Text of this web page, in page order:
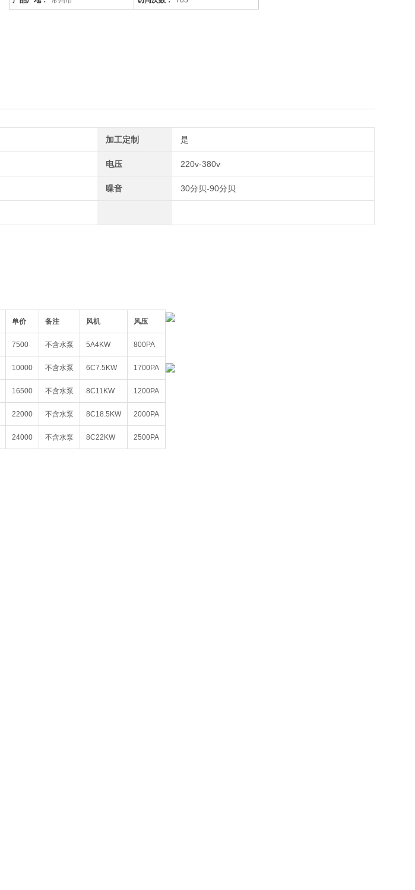
体电离，粉尘等颗粒和点后在电场力作用下移动并沉积在集尘阳极表面，湿
加工定制 是
电压 220v-380v
噪音 30分贝-90分贝
单价 备注 风机 风压
7500 不含水泵 5A4KW 800PA
10000 不含水泵 6C7.5KW 1700PA
16500 不含水泵 8C11KW 1200PA
22000 不含水泵 8C18.5KW 2000PA
24000 不含水泵 8C22KW 2500PA